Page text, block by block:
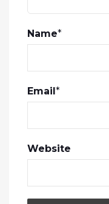
Name*
Email*
Website